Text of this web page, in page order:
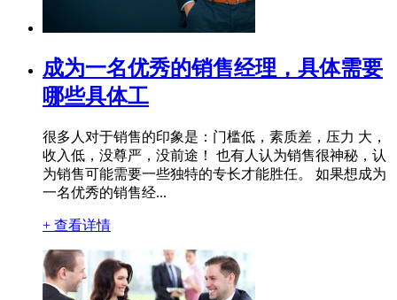
成为一名优秀的销售经理，具体需要
哪些具体工
很多人对于销售的印象是：门槛低，素质差，压力 大，
收入低，没尊严，没前途！ 也有人认为销售很神秘，认
为销售可能需要一些独特的专长才能胜任。 如果想成为
一名优秀的销售经...
+ 查看详情